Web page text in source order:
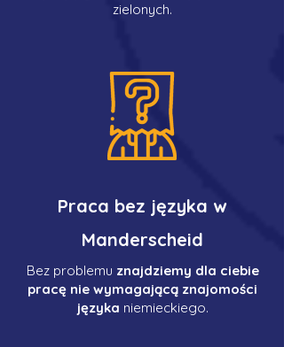
zielonych.
Praca bez języka w
Manderscheid
Bez problemu znajdziemy dla ciebie
pracę nie wymagającą znajomości
języka niemieckiego.